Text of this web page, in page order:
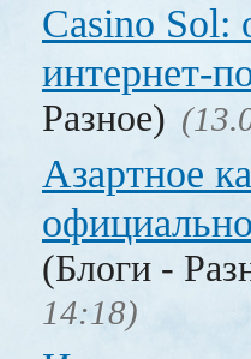
Casino Sol:
интернет-
Разное)
Азартное
(Блоги -
14:18)